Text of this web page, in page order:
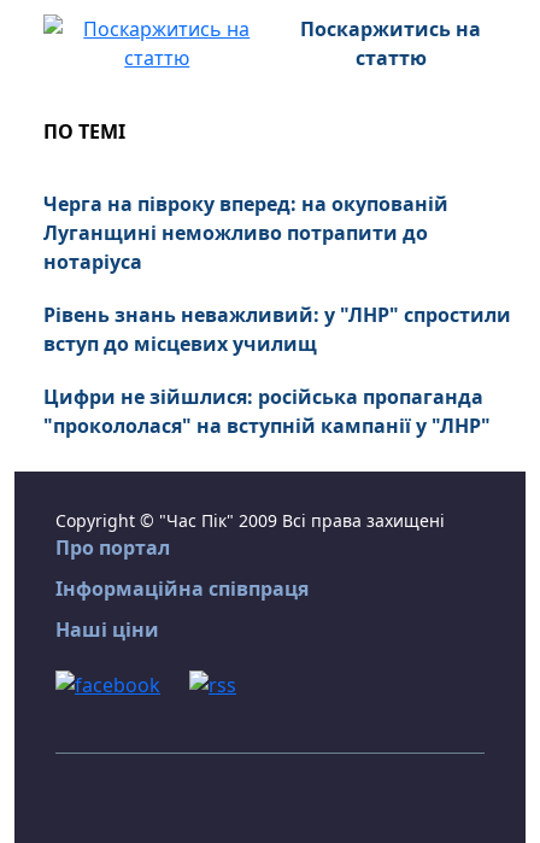
Поскаржитись на
статтю
ПО ТЕМІ
Черга на півроку вперед: на окупованій
Луганщині неможливо потрапити до
нотаріуса
Рівень знань неважливий: у "ЛНР" спростили
вступ до місцевих училищ
Цифри не зійшлися: російська пропаганда
"прокололася" на вступній кампанії у "ЛНР"
Copyright © "Час Пік" 2009 Всі права захищені
Про портал
Інформаційна співпраця
Наші ціни